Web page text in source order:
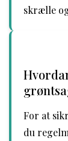
skrælle
For at
du